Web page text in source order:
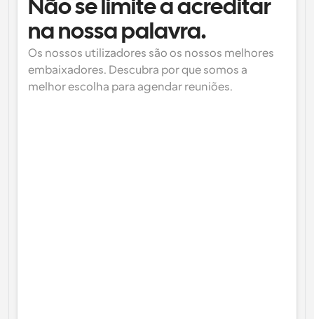
Não se limite a acreditar
na nossa palavra.
Os nossos utilizadores são os nossos melhores
embaixadores. Descubra por que somos a
melhor escolha para agendar reuniões.